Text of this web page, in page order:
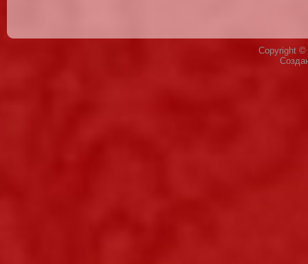
Copyright